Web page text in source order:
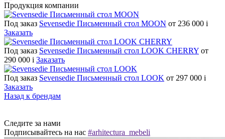
Продукция компании
Под заказ Sevensedie Письменный стол MOON от 236 000 i
Заказать
Под заказ Sevensedie Письменный стол LOOK CHERRY от
290 000 i Заказать
Под заказ Sevensedie Письменный стол LOOK от 297 000 i
Заказать
Назад к брендам
Следите за нами
Подписывайтесь на нас #arhitectura_mebeli